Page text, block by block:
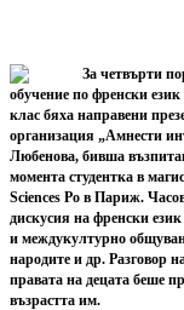
За четвърти
обучение по френски
клас бяха направени
организация „Амнести
Любенова, бивша
момента студентка в
Sciences Po в Париж.
дискусия на френски
и междукултурно
народите и др. Разговор
правата на децата беше
възрастта им.